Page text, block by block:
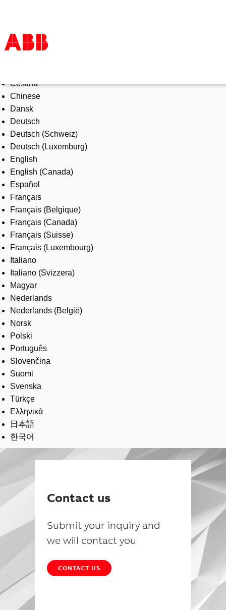
Products & Solutions
Industries
Services
About us
Where to buy
Contact us
Careers
Čeština
Chinese
Dansk
Deutsch
Deutsch (Schweiz)
Deutsch (Luxemburg)
English
English (Canada)
Español
Français
Français (Belgique)
Français (Canada)
Français (Suisse)
Français (Luxembourg)
Italiano
Italiano (Svizzera)
Magyar
Nederlands
Nederlands (België)
Norsk
Polski
Português
Slovenčina
Suomi
Svenska
Türkçe
Ελληνικά
日本語
한국어
Contact us
Submit your inquiry and
we will contact you
CONTACT US